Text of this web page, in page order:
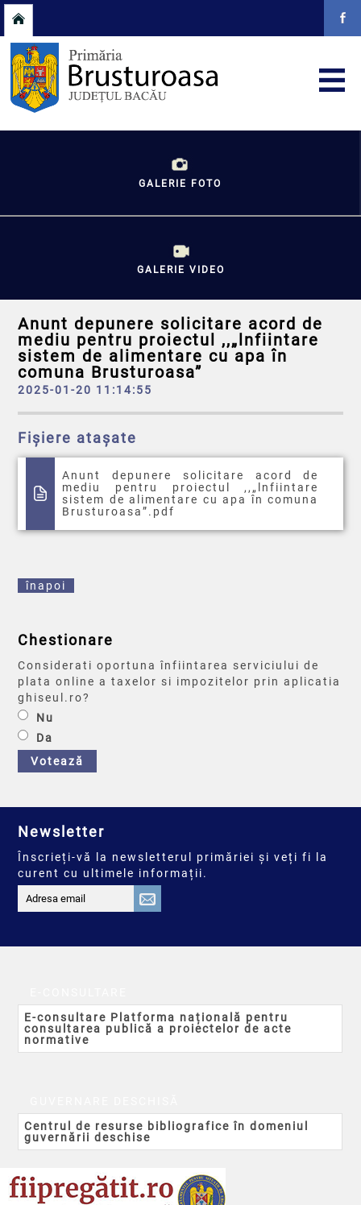
GALERIE FOTO
GALERIE VIDEO
Anunt depunere solicitare acord de
mediu pentru proiectul ,,„lnfiintare
sistem de alimentare cu apa în
comuna Brusturoasa”
2025-01-20 11:14:55
Fișiere atașate
Anunt depunere solicitare acord de
mediu pentru proiectul ,,„lnfiintare
sistem de alimentare cu apa în comuna
Brusturoasa”.pdf
înapoi
Chestionare
Considerati oportuna înfiintarea serviciului de
plata online a taxelor si impozitelor prin aplicatia
ghiseul.ro?
Nu
Da
Votează
Newsletter
Înscrieți-vă la newsletterul primăriei și veți fi la
curent cu ultimele informații.
E-consultare Platforma națională pentru
consultarea publică a proiectelor de acte
normative
Centrul de resurse bibliografice în domeniul
guvernării deschise